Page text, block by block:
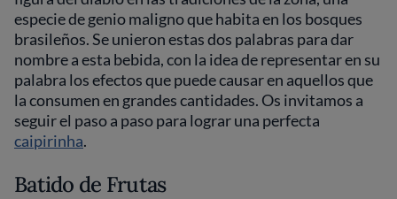
especie de genio maligno que habita en los bosques
brasileños. Se unieron estas dos palabras para dar
nombre a esta bebida, con la idea de representar en su
palabra los efectos que puede causar en aquellos que
la consumen en grandes cantidades. Os invitamos a
seguir el paso a paso para lograr una perfecta
caipirinha.
Batido de Frutas